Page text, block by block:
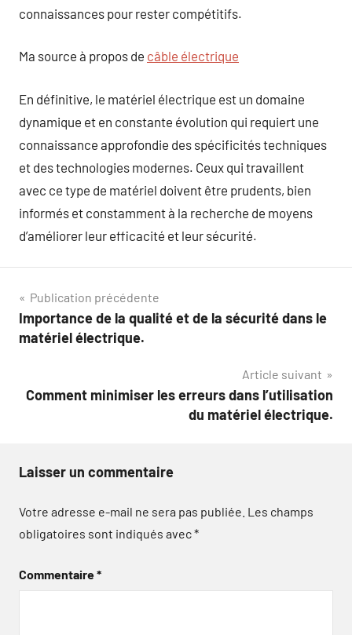
connaissances pour rester compétitifs.
Ma source à propos de câble électrique
En définitive, le matériel électrique est un domaine
dynamique et en constante évolution qui requiert une
connaissance approfondie des spécificités techniques
et des technologies modernes. Ceux qui travaillent
avec ce type de matériel doivent être prudents, bien
informés et constamment à la recherche de moyens
d’améliorer leur efficacité et leur sécurité.
Navigation
de
Publication précédente
Importance de la qualité et de la sécurité dans le
matériel électrique.
Article suivant
Comment minimiser les erreurs dans l’utilisation
du matériel électrique.
Laisser un commentaire
Votre adresse e-mail ne sera pas publiée. Les champs
obligatoires sont indiqués avec*
Commentaire*